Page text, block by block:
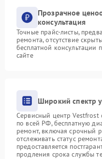
Прозрачное
консультация
Точные прайс-листы,
ремонта, отсутствие
бесплатной консультации
сайте
Широкий спектр
Сервисный центр Vestfrost
по всей РФ, бесплатную
ремонт, включая срочный
отслеживать статус
предоставляется
продления срока службы